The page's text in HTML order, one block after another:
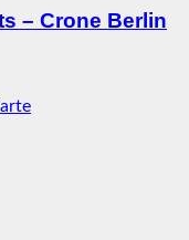
– Crone Berlin